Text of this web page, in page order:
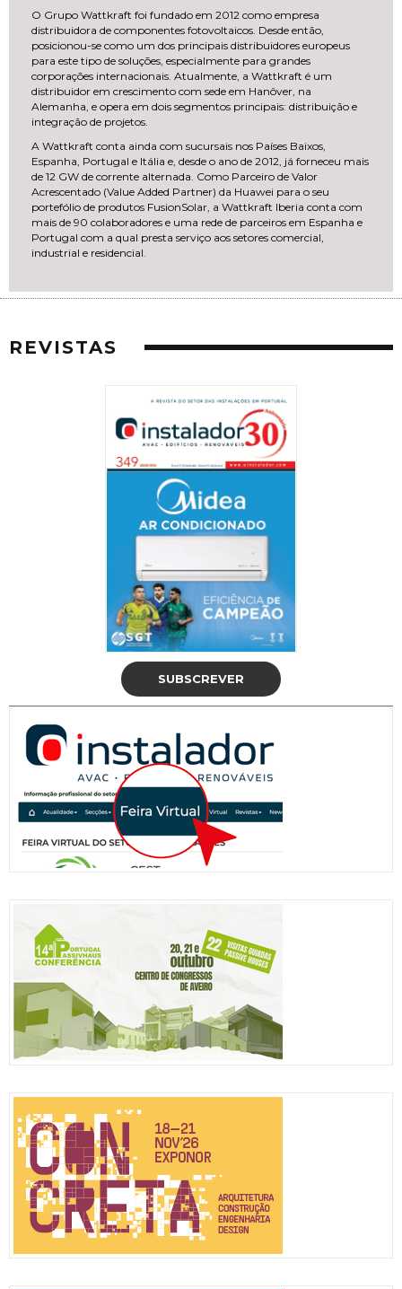
O Grupo Wattkraft foi fundado em 2012 como empresa
distribuidora de componentes fotovoltaicos. Desde então,
posicionou-se como um dos principais distribuidores europeus
para este tipo de soluções, especialmente para grandes
corporações internacionais. Atualmente, a Wattkraft é um
distribuidor em crescimento com sede em Hanôver, na
Alemanha, e opera em dois segmentos principais: distribuição e
integração de projetos.
A Wattkraft conta ainda com sucursais nos Países Baixos,
Espanha, Portugal e Itália e, desde o ano de 2012, já forneceu mais
de 12 GW de corrente alternada. Como Parceiro de Valor
Acrescentado (Value Added Partner) da Huawei para o seu
portefólio de produtos FusionSolar, a Wattkraft Iberia conta com
mais de 90 colaboradores e uma rede de parceiros em Espanha e
Portugal com a qual presta serviço aos setores comercial,
industrial e residencial.
REVISTAS
SUBSCREVER